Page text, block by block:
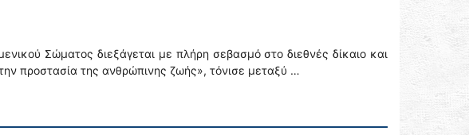
Σώματος διεξάγεται με πλήρη σεβασμό στο διεθνές δίκαιο και
προστασία της ανθρώπινης ζωής», τόνισε μεταξύ …